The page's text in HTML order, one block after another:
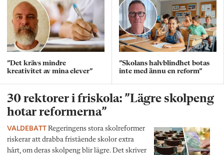
”Det krävs mindre
kreativitet av mina elever”
”Skolans halvblindhet botas
inte med ännu en reform”
30 rektorer i friskola: ”Lägre skolpeng
hotar reformerna”
VALDEBATT Regeringens stora skolreformer
riskerar att drabba fristående skolor extra
hårt, om deras skolpeng blir lägre. Det skriver